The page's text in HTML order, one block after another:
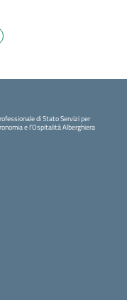
di Stato Servizi per
e l'Ospitalità Alberghiera